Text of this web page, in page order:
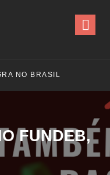
NO BRASIL
FUNDEB,